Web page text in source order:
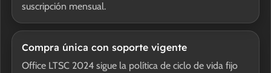
suscripción mensual.
Compra única con soporte vigente
Office LTSC 2024 sigue la política de ciclo de vida fijo